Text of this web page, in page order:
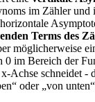
im Zähler und
Terms des
möglicherweise
0 im Bereich der
Achse schneidet
oder „von